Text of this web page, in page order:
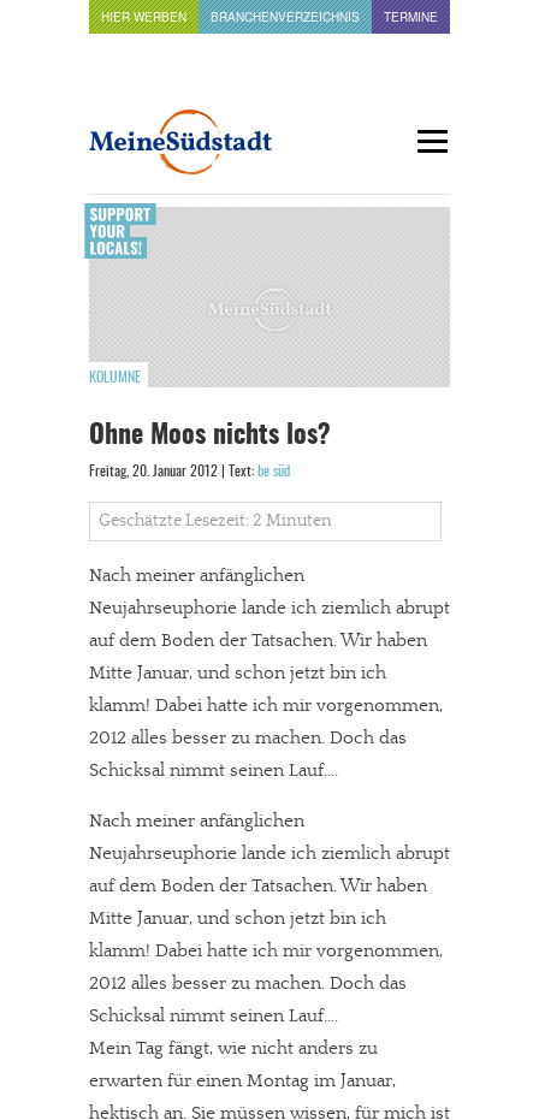
HIER WERBEN BRANCHENVERZEICHNIS TERMINE
KOLUMNE
Ohne Moos nichts los?
Freitag, 20. Januar 2012 | Text: be süd
Geschätzte Lesezeit: 2 Minuten
Nach meiner anfänglichen
Neujahrseuphorie lande ich ziemlich abrupt
auf dem Boden der Tatsachen. Wir haben
Mitte Januar, und schon jetzt bin ich
klamm! Dabei hatte ich mir vorgenommen,
2012 alles besser zu machen. Doch das
Schicksal nimmt seinen Lauf….
Nach meiner anfänglichen
Neujahrseuphorie lande ich ziemlich abrupt
auf dem Boden der Tatsachen. Wir haben
Mitte Januar, und schon jetzt bin ich
klamm! Dabei hatte ich mir vorgenommen,
2012 alles besser zu machen. Doch das
Schicksal nimmt seinen Lauf….
Mein Tag fängt, wie nicht anders zu
erwarten für einen Montag im Januar,
hektisch an. Sie müssen wissen, für mich ist